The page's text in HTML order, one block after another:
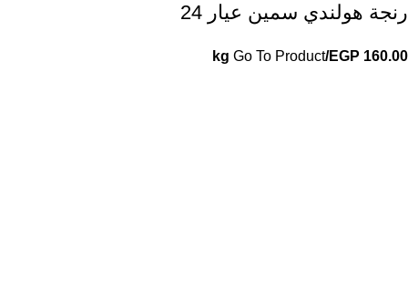
رنجة هولندي سمين عيار 24
EGP 160.00
/kg
Go To Product